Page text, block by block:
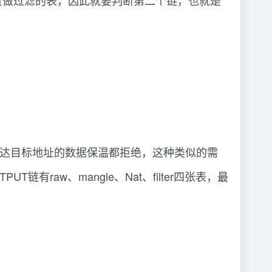
目标地址的数据保温都拒绝，这种类似的需
链有raw、mangle、Nat、filter四张表，最